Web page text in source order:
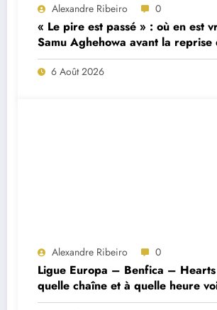
Alexandre Ribeiro 0
« Le pire est passé » : où en est
Samu Aghehowa avant la reprise
Porto ?
6 Août 2026
Alexandre Ribeiro 0
Ligue Europa – Benfica –
quelle chaîne et à quelle heure
match ?